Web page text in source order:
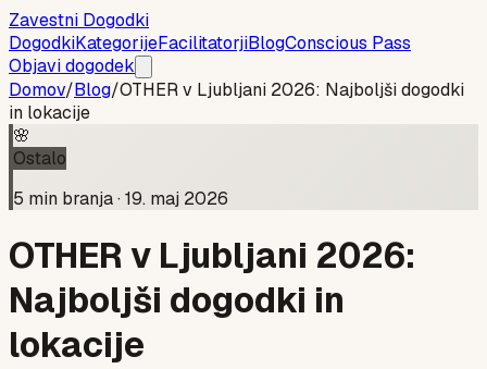
Zavestni Dogodki
DogodkiKategorijeFacilitatorjiBlogConscious Pass
Objavi dogodek
Domov/Blog/OTHER v Ljubljani 2026: Najboljši dogodki
in lokacije
🌸
Ostalo
5 min branja ·19. maj 2026
OTHER v Ljubljani 2026:
Najboljši dogodki in
lokacije